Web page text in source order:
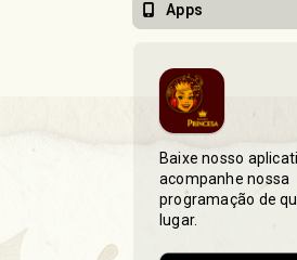
Apps
Baixe nosso
acompanhe nossa
programação de
lugar.